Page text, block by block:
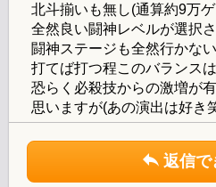
北斗揃いも無し(通算約9万
全然良い闘神レベルが選択さ
闘神ステージも全然行かな
打てば打つ程このバランス
恐らく必殺技からの激増が
思いますが(あの演出は好き
返信で